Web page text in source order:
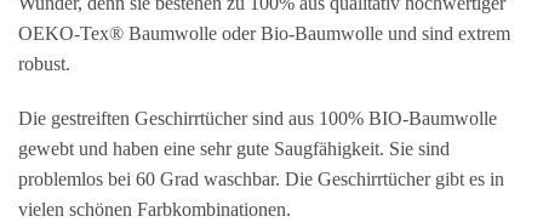
OEKO-Tex® Baumwolle oder Bio-Baumwolle und sind extrem
robust.
Die gestreiften Geschirrtücher sind aus 100% BIO-Baumwolle
gewebt und haben eine sehr gute Saugfähigkeit. Sie sind
problemlos bei 60 Grad waschbar. Die Geschirrtücher gibt es in
vielen schönen Farbkombinationen.